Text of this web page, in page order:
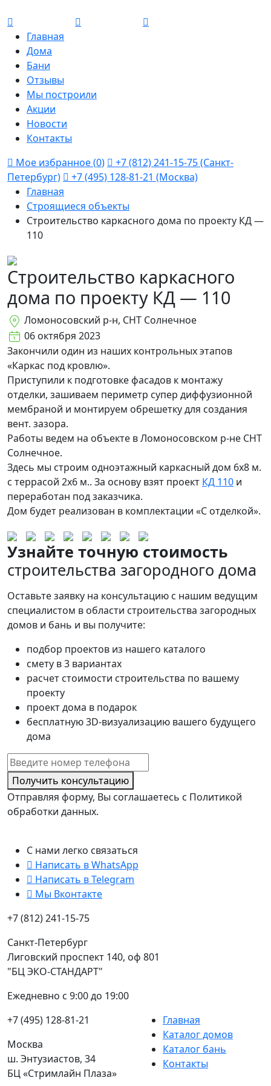
Главная
Дома
Бани
Отзывы
Мы построили
Акции
Новости
Контакты
Мое избранное (0)
+7 (812) 241-15-75 (Санкт-
Петербург)
+7 (495) 128-81-21 (Москва)
Главная
Строящиеся объекты
Cтроительство каркасного дома по проекту КД —
110
Cтроительство каркасного
дома по проекту КД — 110
Ломоносовский р-н, СНТ Солнечное
06 октября 2023
Закончили один из наших контрольных этапов
«Каркас под кровлю».
Приступили к подготовке фасадов к монтажу
отделки, зашиваем периметр супер диффузионной
мембраной и монтируем обрешетку для создания
вент. зазора.
Работы ведем на объекте в Ломоносовском р-не СНТ
Солнечное.
Здесь мы строим одноэтажный каркасный дом 6х8 м.
с террасой 2х6 м.. За основу взят проект КД 110 и
переработан под заказчика.
Дом будет реализован в комплектации «С отделкой».
Узнайте точную стоимость
строительства загородного дома
Оставьте заявку на консультацию с нашим ведущим
специалистом в области строительства загородных
домов и бань и вы получите:
подбор проектов из нашего каталого
смету в 3 вариантах
расчет стоимости строительства по вашему
проекту
проект дома в подарок
бесплатную 3D-визуализацию вашего будущего
дома
Получить консультацию
Отправляя форму, Вы соглашаетесь с Политикой
обработки данных.
С нами легко связаться
Написать в WhatsApp
Написать в Telegram
Мы Вконтакте
+7 (812) 241-15-75
Санкт-Петербург
Лиговский проспект 140, оф 801
"БЦ ЭКО-СТАНДАРТ"
Ежедневно с 9:00 до 19:00
+7 (495) 128-81-21
Москва
ш. Энтузиастов, 34
БЦ «Стримлайн Плаза»
Главная
Каталог домов
Каталог бань
Контакты